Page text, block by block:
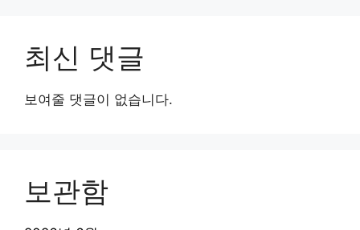
최신 댓글
보여줄 댓글이 없습니다.
보관함